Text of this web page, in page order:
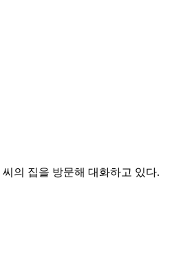
의 집을 방문해 대화하고 있다.